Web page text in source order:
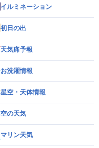
イルミネーション
初日の出
天気痛予報
お洗濯情報
星空・天体情報
空の天気
マリン天気